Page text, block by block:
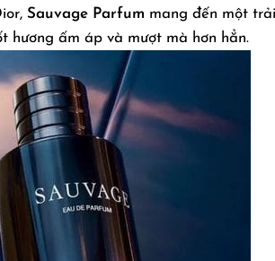
Sauvage Parfum mang đến một
hương ấm áp và mượt mà hơn hẳn.